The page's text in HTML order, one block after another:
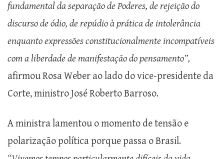
fundamental da separação de Poderes, de rejeição do
discurso de ódio, de repúdio à prática de intolerância
enquanto expressões constitucionalmente incompatíveis
com a liberdade de manifestação do pensamento”,
afirmou Rosa Weber ao lado do vice-presidente da
Corte, ministro José Roberto Barroso.
A ministra lamentou o momento de tensão e
polarização política porque passa o Brasil.